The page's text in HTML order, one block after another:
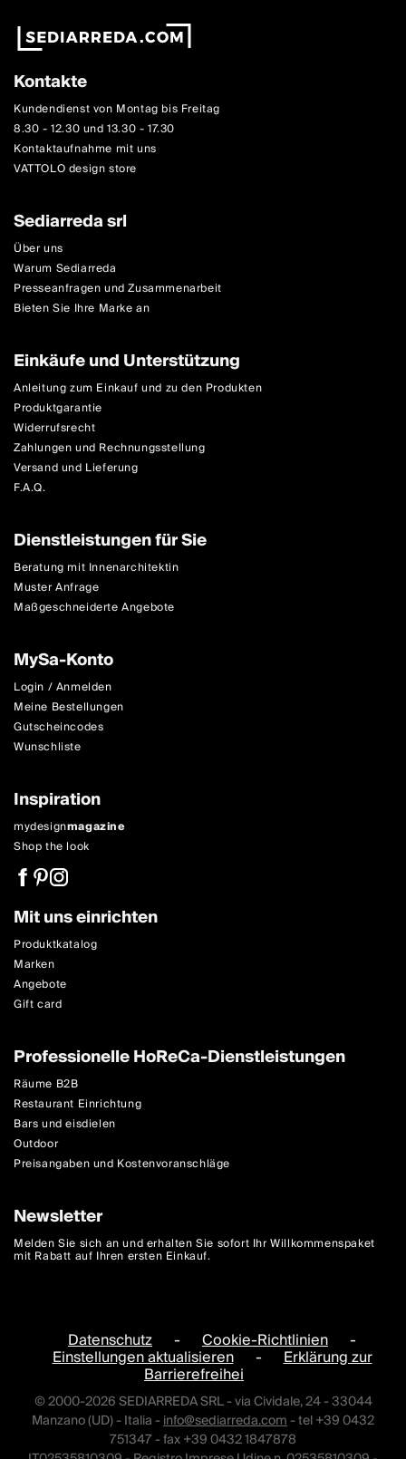
Kontakte
Kundendienst von Montag bis Freitag
8.30 - 12.30 und 13.30 - 17.30
Kontaktaufnahme mit uns
VATTOLO design store
Sediarreda srl
Über uns
Warum Sediarreda
Presseanfragen und Zusammenarbeit
Bieten Sie Ihre Marke an
Einkäufe und Unterstützung
Anleitung zum Einkauf und zu den Produkten
Produktgarantie
Widerrufsrecht
Zahlungen und Rechnungsstellung
Versand und Lieferung
F.A.Q.
Dienstleistungen für Sie
Beratung mit Innenarchitektin
Muster Anfrage
Maßgeschneiderte Angebote
MySa-Konto
Login / Anmelden
Meine Bestellungen
Gutscheincodes
Wunschliste
Inspiration
mydesignmagazine
Shop the look
Mit uns einrichten
Produktkatalog
Marken
Angebote
Gift card
Professionelle HoReCa-Dienstleistungen
Räume B2B
Restaurant Einrichtung
Bars und eisdielen
Outdoor
Preisangaben und Kostenvoranschläge
Newsletter
Melden Sie sich an und erhalten Sie sofort Ihr Willkommenspaket
mit Rabatt auf Ihren ersten Einkauf.
Datenschutz - Cookie-Richtlinien -
Einstellungen aktualisieren - Erklärung zur
Barrierefreihei
© 2000-2026 SEDIARREDA SRL - via Cividale, 24 - 33044
Manzano (UD) - Italia -info@sediarreda.com- tel +39 0432
751347 - fax +39 0432 1847878